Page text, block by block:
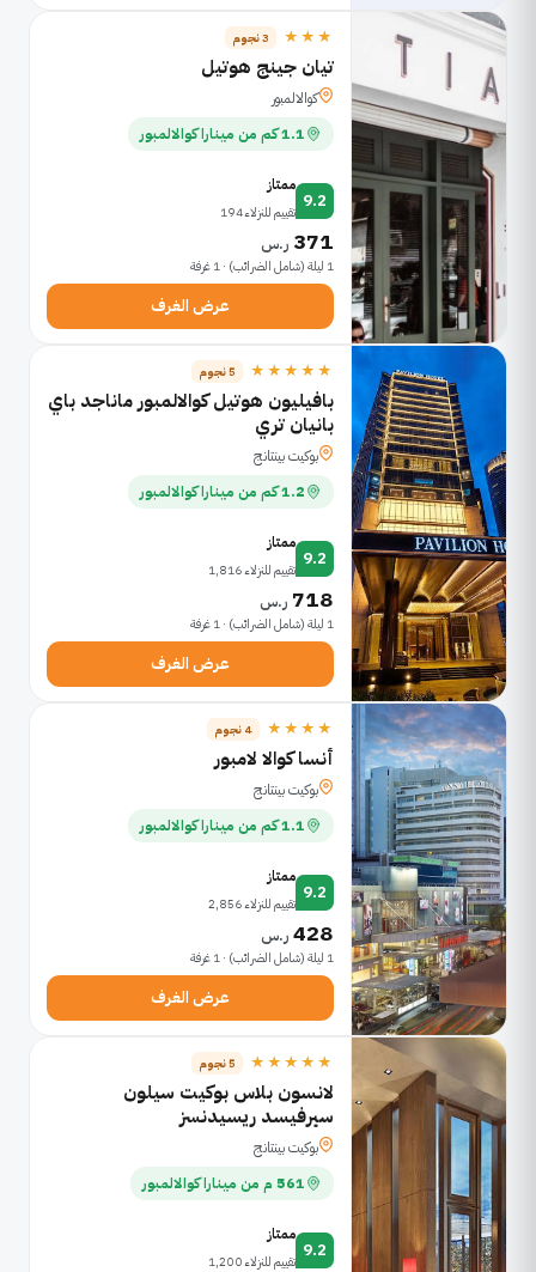
★★★ 3 نجوم
تيان جينج هوتيل
كوالالمبور
1.1 كم من مينارا كوالالمبور
9.2
ممتاز
تقييم للنزلاء 194
371 ر.س
1 ليلة (شامل الضرائب) · 1 غرفة
عرض الغرف
★★★★★ 5 نجوم
بافيليون هوتيل كوالالمبور ماناجد باي
بانيان تري
بوكيت بينتانج
1.2 كم من مينارا كوالالمبور
9.2
ممتاز
تقييم للنزلاء 1,816
718 ر.س
1 ليلة (شامل الضرائب) · 1 غرفة
عرض الغرف
★★★★ 4 نجوم
أنسا كوالا لامبور
بوكيت بينتانج
1.1 كم من مينارا كوالالمبور
9.2
ممتاز
تقييم للنزلاء 2,856
428 ر.س
1 ليلة (شامل الضرائب) · 1 غرفة
عرض الغرف
★★★★★ 5 نجوم
لانسون بلاس بوكيت سيلون
سيرفيسد ريسيدنسز
بوكيت بينتانج
561 م من مينارا كوالالمبور
9.2
ممتاز
تقييم للنزلاء 1,200